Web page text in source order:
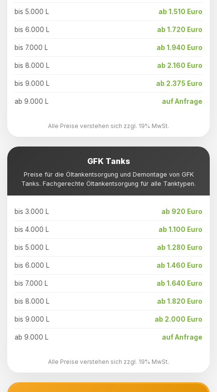
bis 5.000 L ab 1.510 Euro
bis 6.000 L ab 1.720 Euro
bis 7.000 L ab 1.940 Euro
bis 8.000 L ab 2.160 Euro
bis 9.000 L ab 2.375 Euro
ab 9.000 L auf Anfrage
Alle Preise verstehen sich zzgl. 19% MwSt.
GFK Tanks
Preise für die Öltankentsorgung und Demontage von GFK
Tanks. Fachgerechte Öltankentsorgung für alle Tanktypen.
bis 3.000 L ab 920 Euro
bis 4.000 L ab 1.100 Euro
bis 5.000 L ab 1.280 Euro
bis 6.000 L ab 1.460 Euro
bis 7.000 L ab 1.640 Euro
bis 8.000 L ab 1.820 Euro
bis 9.000 L ab 2.000 Euro
ab 9.000 L auf Anfrage
Alle Preise verstehen sich zzgl. 19% MwSt.